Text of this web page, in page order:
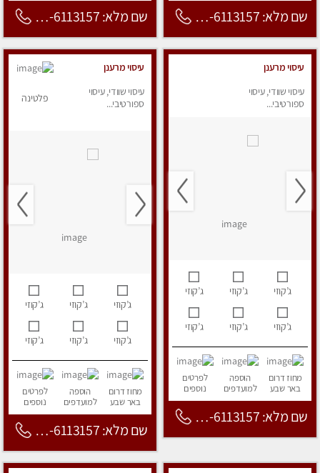
שם מלא: 053-6113157 שם מלא: 053-6113157
עיסוי מרענן
עיסוי שוודי, עיסוי
ספורטיבי...
ג’קוזי ג’קוזי ג’קוזי
ג’קוזי ג’קוזי ג’קוזי
מחוז דרום
באר שבע
הוספה
למועדפים
לפרטים
נוספים
שם מלא: 053-6113157
עיסוי מרענן
עיסוי שוודי, עיסוי
ספורטיבי...
פלטינה
ג’קוזי ג’קוזי ג’קוזי
ג’קוזי ג’קוזי ג’קוזי
מחוז דרום
באר שבע
הוספה
למועדפים
לפרטים
נוספים
שם מלא: 053-6113157